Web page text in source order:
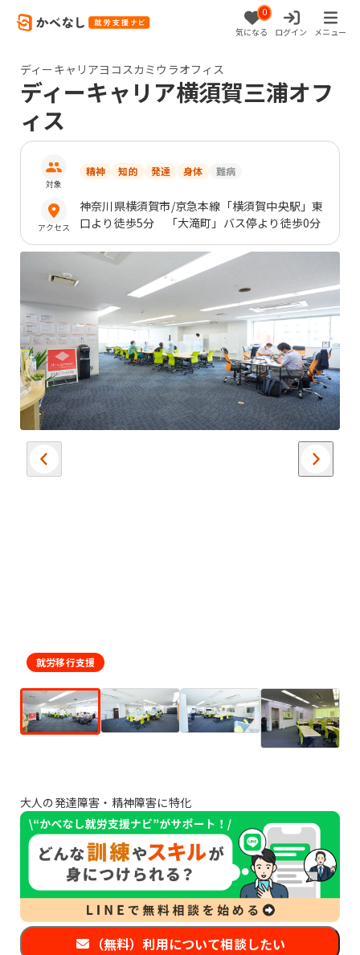
0
気になる ログイン メニュー
ディーキャリアヨコスカミウラオフィス
ディーキャリア横須賀三浦オフ
ィス
対象
精神 知的 発達 身体 難病
アクセス
神奈川県横須賀市/京急本線「横須賀中央駅」東
口より徒歩5分 「大滝町」バス停より徒歩0分
就労移行支援
大人の発達障害・精神障害に特化
（無料）利用について相談したい